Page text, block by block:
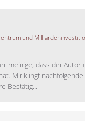
und
meinige, dass der Autor
Mir klingt
Bestätig...